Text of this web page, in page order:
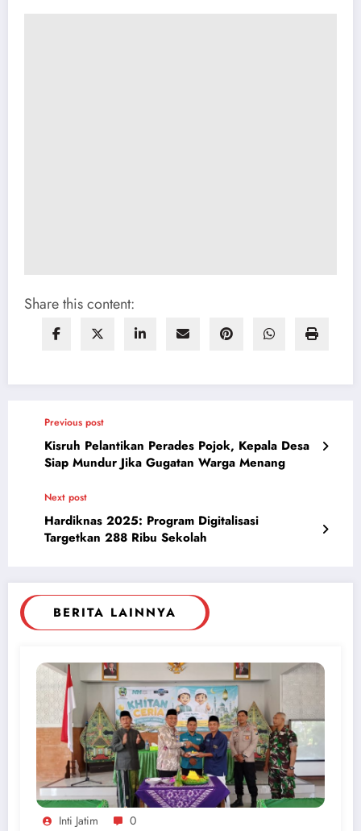
Share this content:
Previous post
Kisruh Pelantikan Perades Pojok, Kepala Desa
Siap Mundur Jika Gugatan Warga Menang
Next post
Hardiknas 2025: Program Digitalisasi
Targetkan 288 Ribu Sekolah
BERITA LAINNYA
Inti Jatim 0